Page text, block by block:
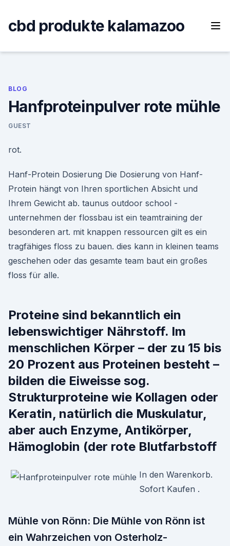
content
cbd produkte kalamazoo
BLOG
Hanfproteinpulver rote mühle
GUEST
rot.
Hanf-Protein Dosierung Die Dosierung von Hanf-
Protein hängt von Ihren sportlichen Absicht und
Ihrem Gewicht ab. taunus outdoor school -
unternehmen der flossbau ist ein teamtraining der
besonderen art. mit knappen ressourcen gilt es ein
tragfähiges floss zu bauen. dies kann in kleinen teams
geschehen oder das gesamte team baut ein großes
floss für alle.
Proteine sind bekanntlich ein
lebenswichtiger Nährstoff. Im
menschlichen Körper – der zu 15 bis
20 Prozent aus Proteinen besteht –
bilden die Eiweisse sog.
Strukturproteine wie Kollagen oder
Keratin, natürlich die Muskulatur,
aber auch Enzyme, Antikörper,
Hämoglobin (der rote Blutfarbstoff
In den Warenkorb.
Sofort Kaufen .
Mühle von Rönn: Die Mühle von Rönn ist
ein Wahrzeichen von Osterholz-